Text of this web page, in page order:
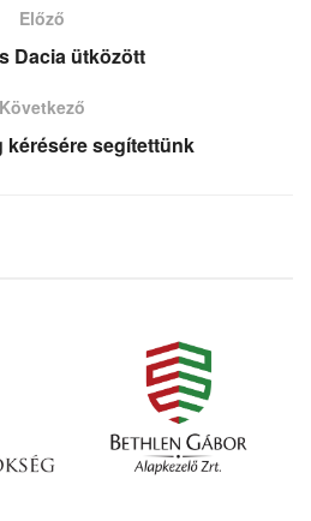
Előző
Dacia ütközött
Következő
kérésére segítettünk